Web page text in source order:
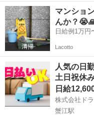
菜 作業場所・・・冷蔵倉庫
が活躍中 勤務時間・・・
◆ ...
愛知 弥富市
マンショ
んか？
Lacotto
人気の日
土日祝休
日給
株式会社ド
蟹江駅